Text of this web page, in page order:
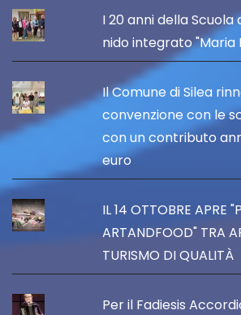
I 20 anni della Scuola
nido integrato "Maria
Il Comune di Silea
convenzione con le
con un contributo
euro
IL 14 OTTOBRE APRE
ARTANDFOOD" TRA
TURISMO DI QUALITÀ
Per il Fadiesis